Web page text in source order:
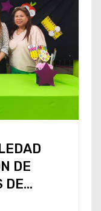
DE
DE
1 Y 2”